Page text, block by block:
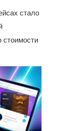
стало
стоимости